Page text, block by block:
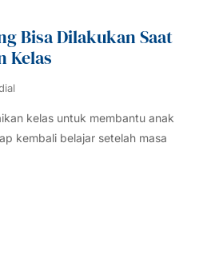
Bisa Dilakukan Saat
Kelas
kelas untuk membantu anak
kembali belajar setelah masa